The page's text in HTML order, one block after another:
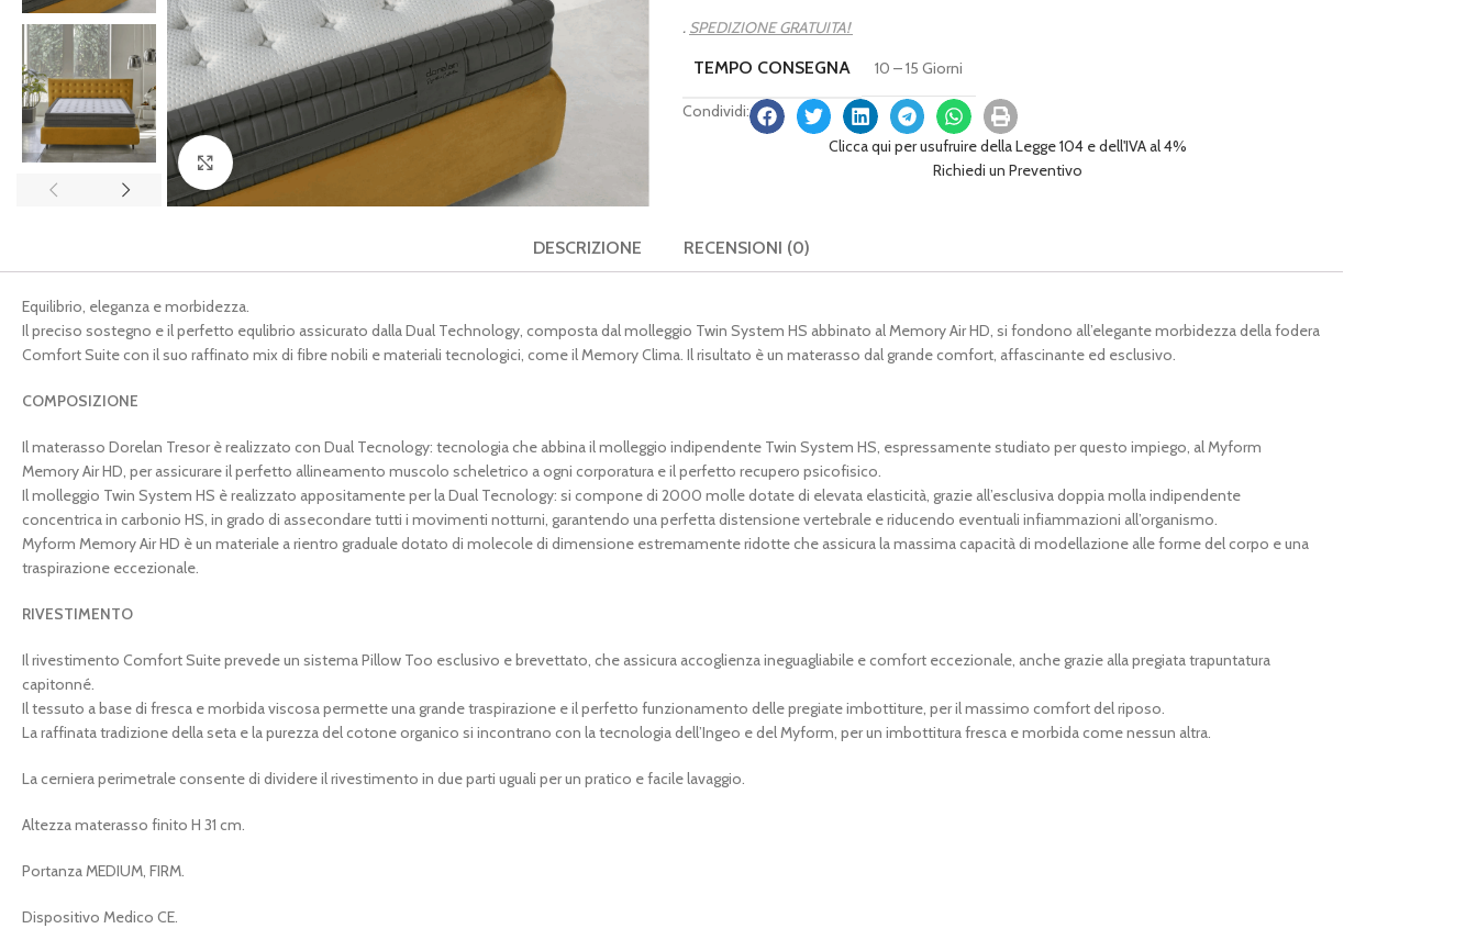
Ingrandisci
. SPEDIZIONE GRATUITA!
TEMPO CONSEGNA 10 – 15 Giorni
Condividi:
Clicca qui per usufruire della Legge 104 e dell'IVA al 4%
Richiedi un Preventivo
DESCRIZIONE RECENSIONI (0)
Equilibrio, eleganza e morbidezza.
Il preciso sostegno e il perfetto equlibrio assicurato dalla Dual Technology, composta dal molleggio Twin System HS abbinato al Memory Air HD, si fondono all’elegante morbidezza della fodera
Comfort Suite con il suo raffinato mix di fibre nobili e materiali tecnologici, come il Memory Clima. Il risultato è un materasso dal grande comfort, affascinante ed esclusivo.
COMPOSIZIONE
Il materasso Dorelan Tresor è realizzato con Dual Tecnology: tecnologia che abbina il molleggio indipendente Twin System HS, espressamente studiato per questo impiego, al Myform
Memory Air HD, per assicurare il perfetto allineamento muscolo scheletrico a ogni corporatura e il perfetto recupero psicofisico.
Il molleggio Twin System HS è realizzato appositamente per la Dual Tecnology: si compone di 2000 molle dotate di elevata elasticità, grazie all’esclusiva doppia molla indipendente
concentrica in carbonio HS, in grado di assecondare tutti i movimenti notturni, garantendo una perfetta distensione vertebrale e riducendo eventuali infiammazioni all’organismo.
Myform Memory Air HD è un materiale a rientro graduale dotato di molecole di dimensione estremamente ridotte che assicura la massima capacità di modellazione alle forme del corpo e una
traspirazione eccezionale.
RIVESTIMENTO
Il rivestimento Comfort Suite prevede un sistema Pillow Too esclusivo e brevettato, che assicura accoglienza ineguagliabile e comfort eccezionale, anche grazie alla pregiata trapuntatura
capitonné.
Il tessuto a base di fresca e morbida viscosa permette una grande traspirazione e il perfetto funzionamento delle pregiate imbottiture, per il massimo comfort del riposo.
La raffinata tradizione della seta e la purezza del cotone organico si incontrano con la tecnologia dell’Ingeo e del Myform, per un imbottitura fresca e morbida come nessun altra.
La cerniera perimetrale consente di dividere il rivestimento in due parti uguali per un pratico e facile lavaggio.
Altezza materasso finito H 31 cm.
Portanza MEDIUM, FIRM.
Dispositivo Medico CE.